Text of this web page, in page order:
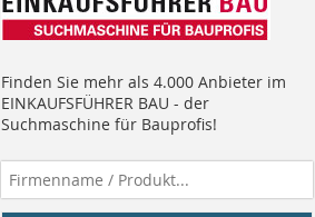
Finden Sie mehr als 4.000 Anbieter im
EINKAUFSFÜHRER BAU - der
Suchmaschine für Bauprofis!